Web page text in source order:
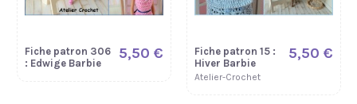
Fiche patron 306
: Edwige Barbie
5,50 €
Fiche patron 15 :
Hiver Barbie
Atelier-Crochet
5,50 €